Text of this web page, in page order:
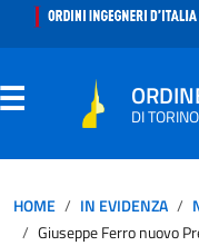
DI TORINO
HOME IN EVIDENZA
Giuseppe Ferro nuovo